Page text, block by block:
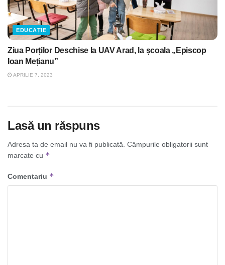
EDUCAȚIE
Ziua Porților Deschise la UAV Arad, la școala „Episcop
Ioan Mețianu”
APRILIE 7, 2023
Lasă un răspuns
Adresa ta de email nu va fi publicată. Câmpurile obligatorii sunt
marcate cu *
Comentariu *